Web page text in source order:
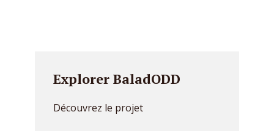
Explorer BaladODD
Découvrez le projet